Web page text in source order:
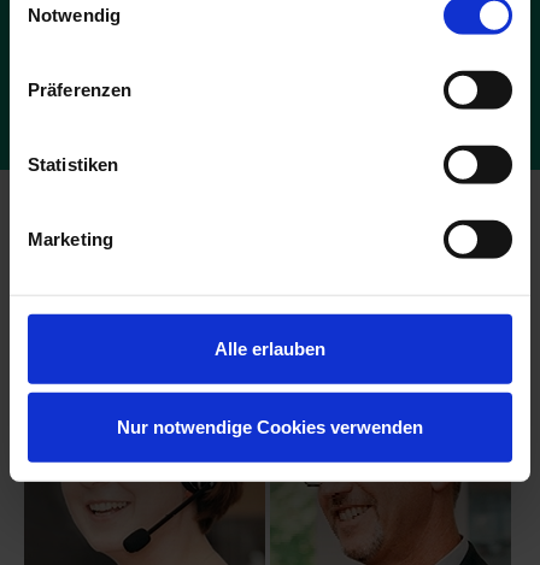
Notwendig
Präferenzen
Statistiken
Marketing
Alle erlauben
Nur notwendige Cookies verwenden
Die Abmeldung ist jederzeit möglich. Es gelten die Bedingungen zum